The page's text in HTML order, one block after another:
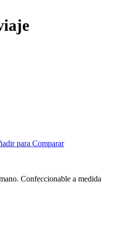
para Comparar
Confeccionable a medida